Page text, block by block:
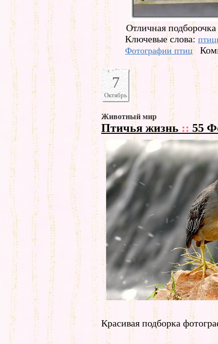
Отличная
Ключевые слова:
Фотографии птиц
7
Октябрь
Животный мир
Птичья жизнь :: 55
Красивая подборка